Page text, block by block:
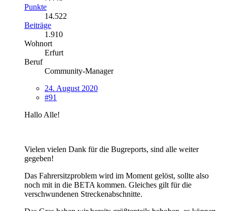
Punkte
14.522
Beiträge
1.910
Wohnort
Erfurt
Beruf
Community-Manager
24. August 2020
#91
Hallo Alle!
Vielen vielen Dank für die Bugreports, sind alle weiter
gegeben!
Das Fahrersitzproblem wird im Moment gelöst, sollte also
noch mit in die BETA kommen. Gleiches gilt für die
verschwundenen Streckenabschnitte.